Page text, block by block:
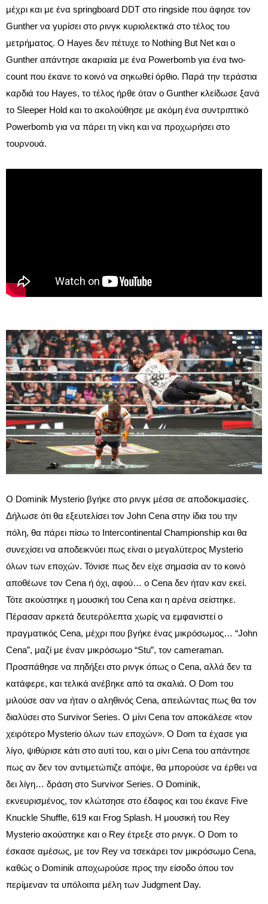
μέχρι και με ένα springboard DDT στο ringside που άφησε τον
Gunther να γυρίσει στο ρινγκ κυριολεκτικά στο τέλος του
μετρήματος. Ο Hayes δεν πέτυχε το Nothing But Net και ο
Gunther απάντησε ακαριαία με ένα Powerbomb για ένα two-
count που έκανε το κοινό να σηκωθεί όρθιο. Παρά την τεράστια
καρδιά του Hayes, το τέλος ήρθε όταν ο Gunther κλείδωσε ξανά
το Sleeper Hold και το ακολούθησε με ακόμη ένα συντριπτικό
Powerbomb για να πάρει τη νίκη και να προχωρήσει στο
τουρνουά.
Ο Dominik Mysterio βγήκε στο ρινγκ μέσα σε αποδοκιμασίες.
Δήλωσε ότι θα εξευτελίσει τον John Cena στην ίδια του την
πόλη, θα πάρει πίσω το Intercontinental Championship και θα
συνεχίσει να αποδεικνύει πως είναι ο μεγαλύτερος Mysterio
όλων των εποχών. Τόνισε πως δεν είχε σημασία αν το κοινό
αποθέωνε τον Cena ή όχι, αφού… ο Cena δεν ήταν καν εκεί.
Τότε ακούστηκε η μουσική του Cena και η αρένα σείστηκε.
Πέρασαν αρκετά δευτερόλεπτα χωρίς να εμφανιστεί ο
πραγματικός Cena, μέχρι που βγήκε ένας μικρόσωμος… “John
Cena”, μαζί με έναν μικρόσωμο “Stu”, τον cameraman.
Προσπάθησε να πηδήξει στο ρινγκ όπως ο Cena, αλλά δεν τα
κατάφερε, και τελικά ανέβηκε από τα σκαλιά. Ο Dom του
μιλούσε σαν να ήταν ο αληθινός Cena, απειλώντας πως θα τον
διαλύσει στο Survivor Series. Ο μίνι Cena τον αποκάλεσε «τον
χειρότερο Mysterio όλων των εποχών». Ο Dom τα έχασε για
λίγο, ψιθύρισε κάτι στο αυτί του, και ο μίνι Cena του απάντησε
πως αν δεν τον αντιμετώπιζε απόψε, θα μπορούσε να έρθει να
δει λίγη… δράση στο Survivor Series. Ο Dominik,
εκνευρισμένος, τον κλώτσησε στο έδαφος και του έκανε Five
Knuckle Shuffle, 619 και Frog Splash. Η μουσική του Rey
Mysterio ακούστηκε και ο Rey έτρεξε στο ρινγκ. Ο Dom το
έσκασε αμέσως, με τον Rey να τσεκάρει τον μικρόσωμο Cena,
καθώς ο Dominik αποχωρούσε προς την είσοδο όπου τον
περίμεναν τα υπόλοιπα μέλη των Judgment Day.